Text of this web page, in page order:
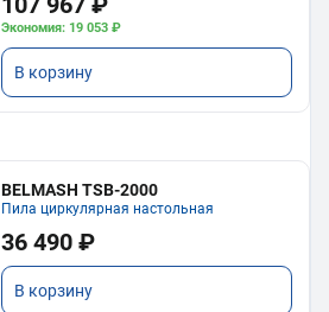
Экономия: 19 053 ₽
В корзину
BELMASH TSB-2000
Пила циркулярная настольная
36 490 ₽
В корзину